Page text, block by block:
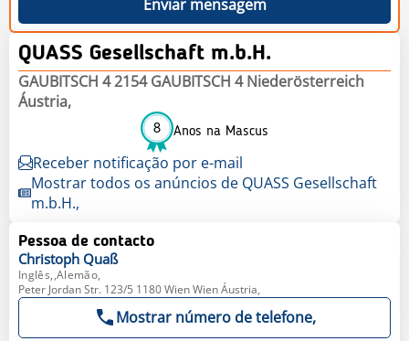
Enviar mensagem
QUASS Gesellschaft m.b.H.
GAUBITSCH 4 2154 GAUBITSCH 4 Niederösterreich
Áustria,
8 Anos na Mascus
Receber notificação por e-mail
Mostrar todos os anúncios de QUASS Gesellschaft
m.b.H.,
Pessoa de contacto
Christoph Quaß
Inglês,,Alemão,
Peter Jordan Str. 123/5 1180 Wien Wien Áustria,
Mostrar número de telefone,